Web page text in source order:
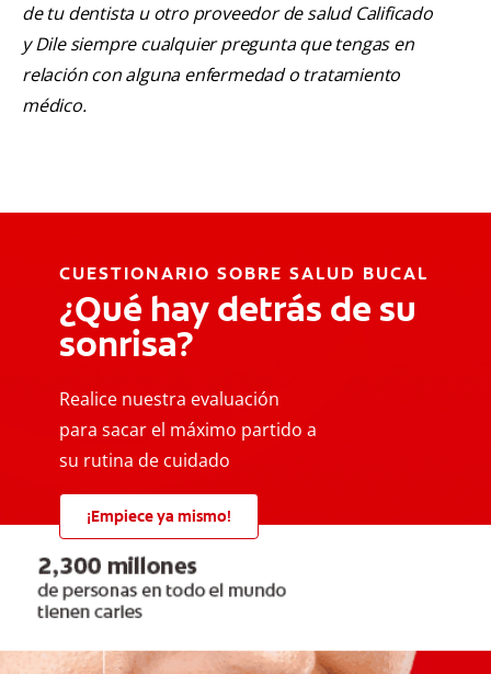
de tu dentista u otro proveedor de salud Calificado
y Dile siempre cualquier pregunta que tengas en
relación con alguna enfermedad o tratamiento
médico.
CUESTIONARIO SOBRE SALUD BUCAL
¿Qué hay detrás de su
sonrisa?
Realice nuestra evaluación
para sacar el máximo partido a
su rutina de cuidado
¡Empiece ya mismo!